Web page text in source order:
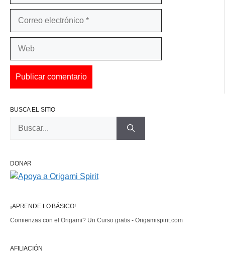
BUSCA EL SITIO
DONAR
¡APRENDE LO BÁSICO!
Comienzas con el Origami? Un Curso gratis - Origamispirit.com
AFILIACIÓN